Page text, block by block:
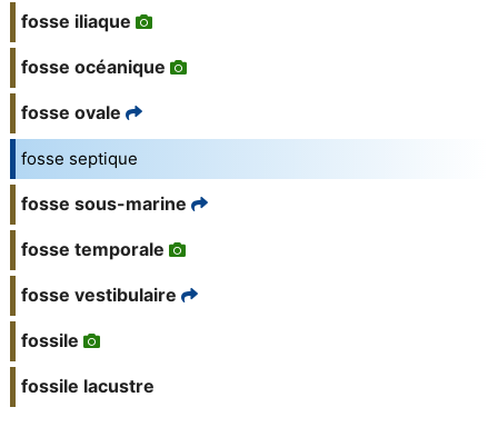
fosse iliaque
fosse océanique
fosse ovale
fosse septique
fosse sous-marine
fosse temporale
fosse vestibulaire
fossile
fossile lacustre